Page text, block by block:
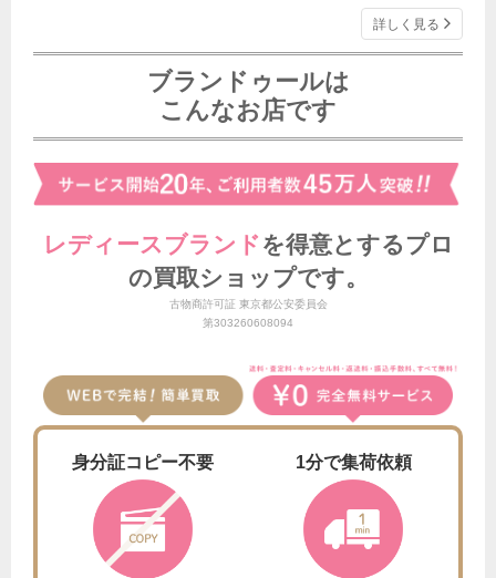
詳しく見る
ブランドゥールは
こんなお店です
レディースブランド を得意とする プロ
の買取ショップです。
古物商許可証 東京都公安委員会
第303260608094
身分証コピー不要 1分で集荷依頼